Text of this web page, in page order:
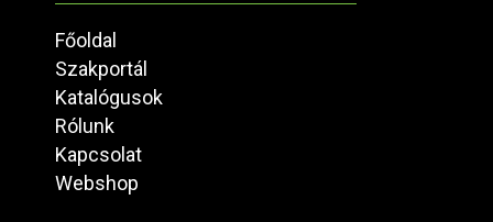
Főoldal
Szakportál
Katalógusok
Rólunk
Kapcsolat
Webshop